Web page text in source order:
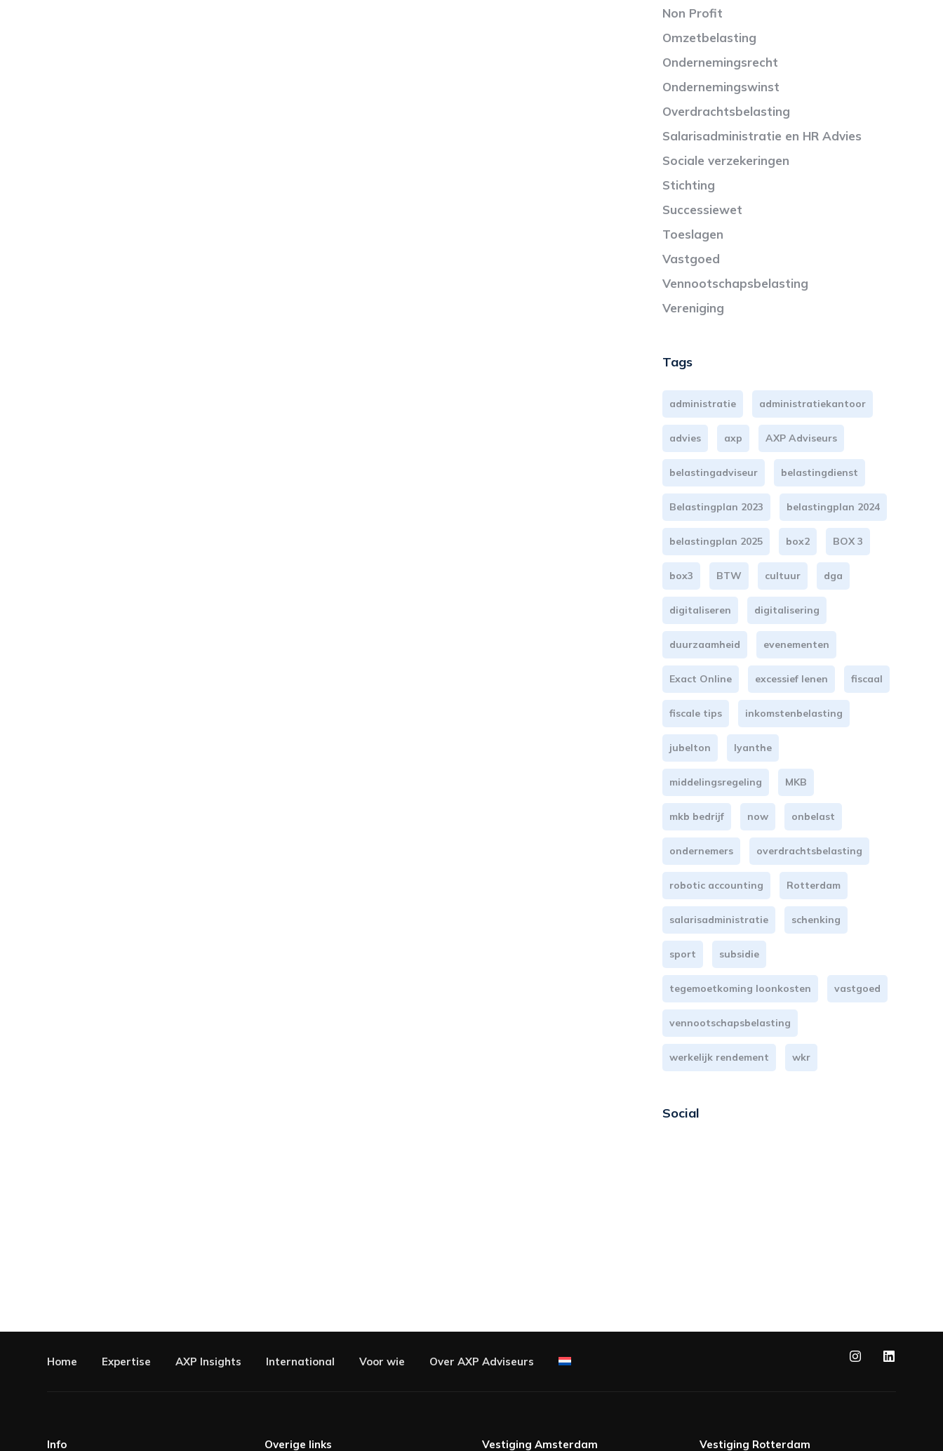
Non Profit
Omzetbelasting
Ondernemingsrecht
Ondernemingswinst
Overdrachtsbelasting
Salarisadministratie en HR Advies
Sociale verzekeringen
Stichting
Successiewet
Toeslagen
Vastgoed
Vennootschapsbelasting
Vereniging
Tags
administratie administratiekantoor
advies axp AXP Adviseurs
belastingadviseur belastingdienst
Belastingplan 2023 belastingplan 2024
belastingplan 2025 box2 BOX 3
box3 BTW cultuur dga
digitaliseren digitalisering
duurzaamheid evenementen
Exact Online excessief lenen fiscaal
fiscale tips inkomstenbelasting
jubelton lyanthe
middelingsregeling MKB
mkb bedrijf now onbelast
ondernemers overdrachtsbelasting
robotic accounting Rotterdam
salarisadministratie schenking
sport subsidie
tegemoetkoming loonkosten vastgoed
vennootschapsbelasting
werkelijk rendement wkr
Social
Home Expertise AXP Insights International Voor wie Over AXP Adviseurs
Info Overige links Vestiging Amsterdam Vestiging Rotterdam